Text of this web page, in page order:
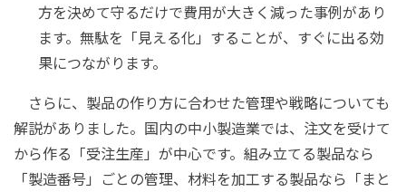
方を決めて守るだけで費用が大きく減った事例があり
ます。無駄を「見える化」することが、すぐに出る効
果につながります。
さらに、製品の作り方に合わせた管理や戦略についても
解説がありました。国内の中小製造業では、注文を受けて
から作る「受注生産」が中心です。組み立てる製品なら
「製造番号」ごとの管理、材料を加工する製品なら「まと